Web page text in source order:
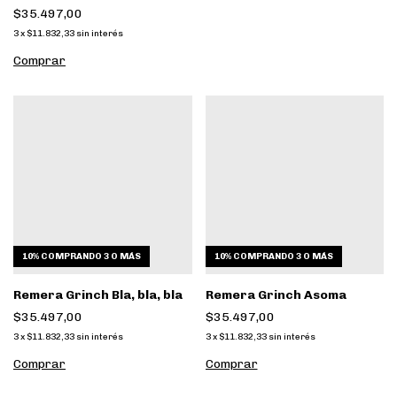
$35.497,00
3x $11.832,33 sin interés
Comprar
10% COMPRANDO 3 O MÁS
Remera Grinch Bla, bla, bla
$35.497,00
3x $11.832,33 sin interés
Comprar
10% COMPRANDO 3 O MÁS
Remera Grinch Asoma
$35.497,00
3 x $11.832,33 sin interés
Comprar